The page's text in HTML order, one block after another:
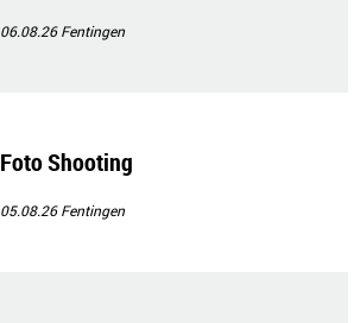
06.08.26Fentingen
Foto Shooting
05.08.26Fentingen